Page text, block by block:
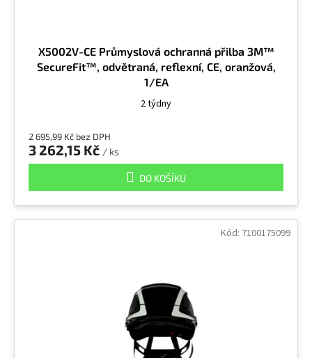
X5002V-CE Průmyslová ochranná přilba 3M™
SecureFit™, odvětraná, reflexní, CE, oranžová,
1/EA
2 týdny
2 695,99 Kč bez DPH
3 262,15 Kč / ks
DO KOŠÍKU
Kód: 7100175099